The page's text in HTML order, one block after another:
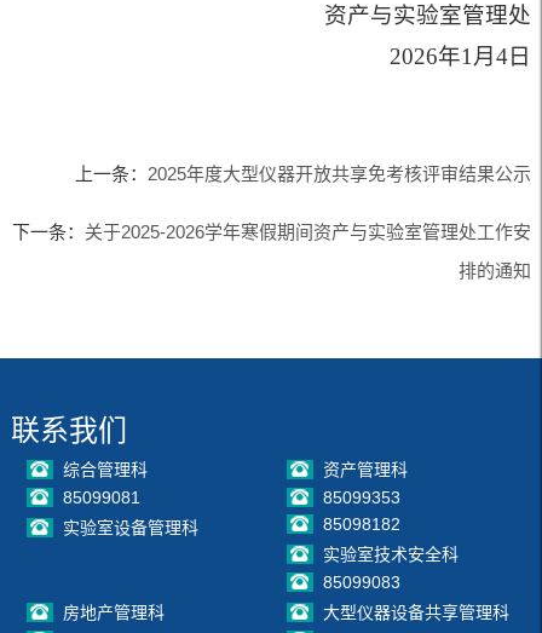
资产与实验室管理处
2026年1月4日
上一条： 2025年度大型仪器开放共享免考核评审结果公示
下一条： 关于2025-2026学年寒假期间资产与实验室管理处工作安
排的通知
联系我们
综合管理科
85099081
资产管理科
85099353
实验室设备管理科
85098182
实验室技术安全科
85099083
房地产管理科
大型仪器设备共享管理科